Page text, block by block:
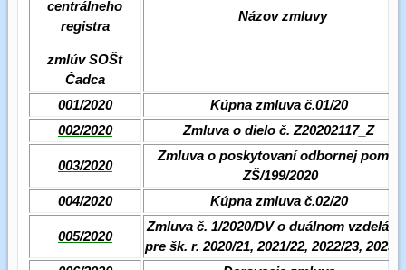
centrálneho
registra
zmlúv SOŠt
Čadca
Názov zmluvy
001/2020
Kúpna zmluva č.01/20
002/2020
Zmluva o dielo č. Z20202117_Z
003/2020
Zmluva o poskytovaní odbornej
ZŠ/199/2020
004/2020
Kúpna zmluva č.02/20
005/2020
Zmluva č. 1/2020/DV o duálnom
pre šk. r. 2020/21, 2021/22, 2022/23, 2023/